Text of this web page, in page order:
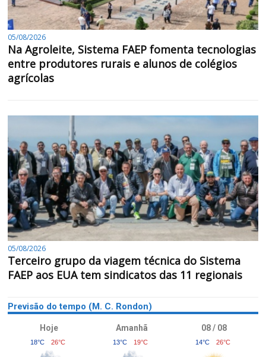
05/08/2026
Na Agroleite, Sistema FAEP fomenta tecnologias
entre produtores rurais e alunos de colégios
agrícolas
05/08/2026
Terceiro grupo da viagem técnica do Sistema
FAEP aos EUA tem sindicatos das 11 regionais
Previsão do tempo (M. C. Rondon)
Hoje
18°C 26°C
Amanhã
13°C 19°C
08 / 08
14°C 26°C